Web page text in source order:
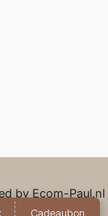
by Ecom-Paul.nl